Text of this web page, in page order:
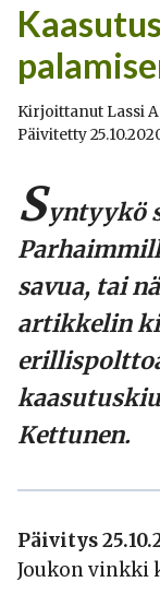
Kirjoittanut Lassi
Päivitetty
Syntyykö
savua, tai
artikkelin
Kettunen.
Päivitys
Joukon vinkki